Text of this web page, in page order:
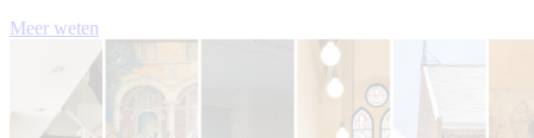
Meer weten